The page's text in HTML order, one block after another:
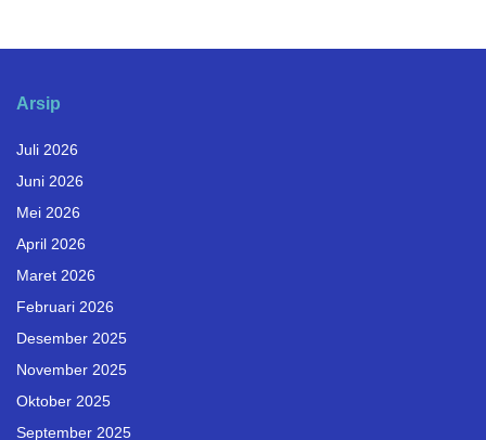
Arsip
Juli 2026
Juni 2026
Mei 2026
April 2026
Maret 2026
Februari 2026
Desember 2025
November 2025
Oktober 2025
September 2025